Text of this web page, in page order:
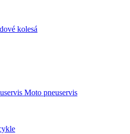
kolesá
Moto pneuservis